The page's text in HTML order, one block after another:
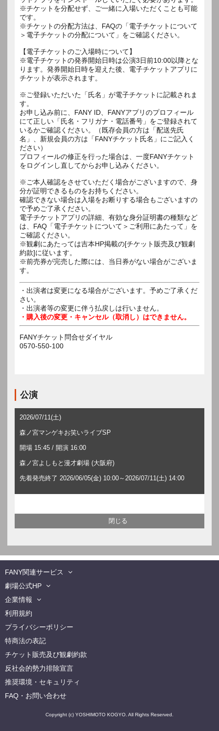
※チケットを分配せず、ご一緒に入場いただくことも可能
です。
※チケットの分配方法は、FAQの「電子チケットについて
＞電子チケットの分配について」をご確認ください。
【電子チケットのご入場時について】
※電子チケットの発券開始日時は公演3日前10:00以降とな
ります。発券開始日時を迎えた後、電子チケットアプリに
チケットが表示されます。
※ご登録いただいた「氏名」が電子チケットに記載されま
す。
お申し込み前に、FANY ID、FANYアプリのプロフィール
にて正しい「氏名・フリガナ・電話番号」をご登録されて
いるかご確認ください。（既存会員の方は「配送先氏
名」、新規会員の方は「FANYチケット氏名」にご記入く
ださい）
プロフィールの修正を行った場合は、一度FANYチケット
をログインし直してからお申し込みください。
※ご本人確認をさせていただく場合がございますので、身
分が証明できるものをお持ちください。
確認できない場合は入場をお断りする場合もございますの
で予めご了承ください。
電子チケットアプリの詳細、有効な身分証明書の種類など
は、FAQ「電子チケットについて＞ご利用にあたって」を
ご確認ください。
※観劇にあたっては吉本HP掲載の[チケット販売及び観劇
約款]に従います。
※前売券が完売した際には、当日券がない場合がございま
す。
・出演者は変更になる場合がございます。予めご了承くだ
さい。
・出演者等の変更に伴う払戻しは行いません。
・購入後の変更・キャンセル（取消し）はできません。
FANYチケット問合せダイヤル
0570-550-100
公演
2026/07/11(土)
森ノ宮マンゲキお笑いライブSP
開場 15:45 / 開演 16:00
森ノ宮よしもと漫才劇場 (大阪府)
先着発売終了 2026/06/05(金) 10:00～2026/07/11(土) 14:00
FANY関連サービス
劇場公式HP
企業情報
利用規約
プライバシーポリシー
特商法の表記
チケット販売及び観劇約款
反社会的勢力排除宣言
推奨環境・セキュリティ
FAQ・お問い合わせ
Copyright (c) YOSHIMOTO KOGYO. All Rights Reserved.